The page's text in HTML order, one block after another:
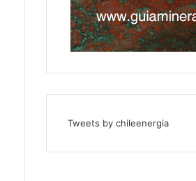
Tweets by chileenergia